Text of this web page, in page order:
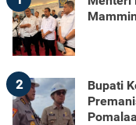
2
Bupati
Pomalaa